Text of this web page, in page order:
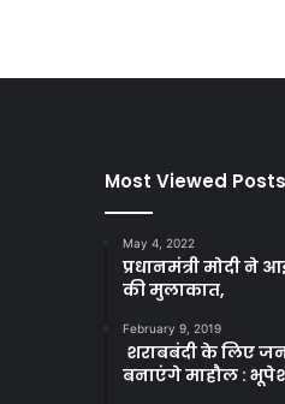
Most Viewed Posts
May 4, 2022
प्रधानमंत्री मोदी
की मुलाकात,
February 9, 2019
शराबबंदी के लिए
बनाएंगे माहौल :